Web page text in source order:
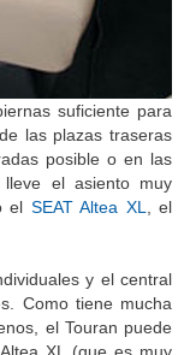
suficiente para
las plazas traseras
posible o en las
el asiento muy
el SEAT Altea XL
, el
y el central
Como tiene mucha
el Touran puede